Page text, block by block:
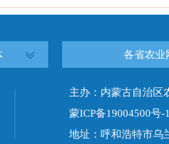
各省农业
主办：内蒙古自治
蒙ICP备19004500号-
地址：呼和浩特市